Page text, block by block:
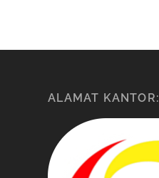
ALAMAT KANTOR: